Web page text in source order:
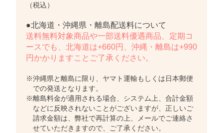
（税込）
●北海道・沖縄県・離島配送料について
送料無料対象商品や一部送料優遇商品、定期コ
ースでも、北海道は+660円、沖縄・離島は+990
円かかりますことご了承ください。
※沖縄県と離島に限り、ヤマト運輸もしくは日本郵便
での発送となります。
※離島料金が適用される場合、システム上、合計金額
などに反映されないことがございますが、正しいご
請求金額は、弊社で再計算の上、メールでご連絡さ
せていただきますので、ご了承ください。